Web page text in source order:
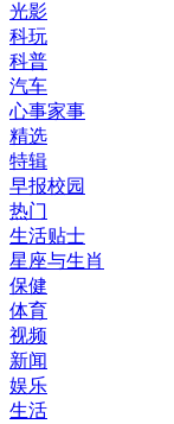
光影
科玩
科普
汽车
心事家事
精选
特辑
早报校园
热门
生活贴士
星座与生肖
保健
体育
视频
新闻
娱乐
生活